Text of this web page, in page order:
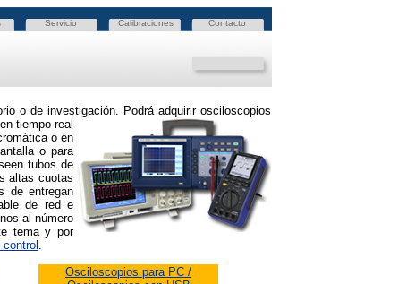
Servicio Calibraciones Contacto
o de investigación. Podrá adquirir osciloscopios
en tiempo real
o en
o para
tubos de
altas cuotas
de entregan
de red e
al número
tema y por
.
Osciloscopios para PC /